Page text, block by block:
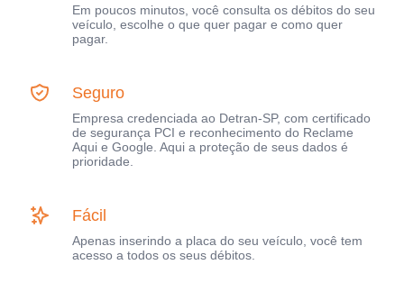
Em poucos minutos, você consulta os débitos do seu
veículo, escolhe o que quer pagar e como quer
pagar.
Seguro
Empresa credenciada ao Detran-SP, com certificado
de segurança PCI e reconhecimento do Reclame
Aqui e Google. Aqui a proteção de seus dados é
prioridade.
Fácil
Apenas inserindo a placa do seu veículo, você tem
acesso a todos os seus débitos.